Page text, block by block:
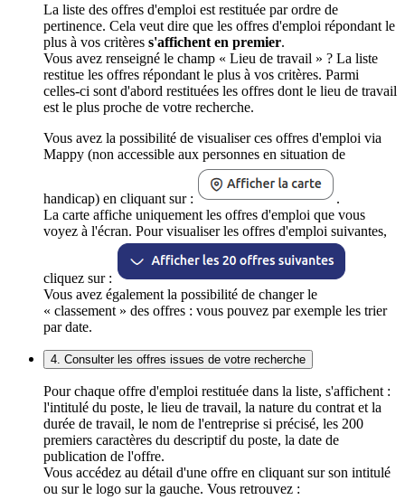
La liste des offres d'emploi est restituée par ordre de
pertinence. Cela veut dire que les offres d'emploi répondant le
plus à vos critères s'affichent en premier.
Vous avez renseigné le champ « Lieu de travail » ? La liste
restitue les offres répondant le plus à vos critères. Parmi
celles-ci sont d'abord restituées les offres dont le lieu de travail
est le plus proche de votre recherche.
Vous avez la possibilité de visualiser ces offres d'emploi via
Mappy (non accessible aux personnes en situation de
handicap) en cliquant sur :
.
La carte affiche uniquement les offres d'emploi que vous
voyez à l'écran. Pour visualiser les offres d'emploi suivantes,
cliquez sur :
Vous avez également la possibilité de changer le
« classement » des offres : vous pouvez par exemple les trier
par date.
4. Consulter les offres issues de votre recherche
Pour chaque offre d'emploi restituée dans la liste, s'affichent :
l'intitulé du poste, le lieu de travail, la nature du contrat et la
durée de travail, le nom de l'entreprise si précisé, les 200
premiers caractères du descriptif du poste, la date de
publication de l'offre.
Vous accédez au détail d'une offre en cliquant sur son intitulé
ou sur le logo sur la gauche. Vous retrouvez :